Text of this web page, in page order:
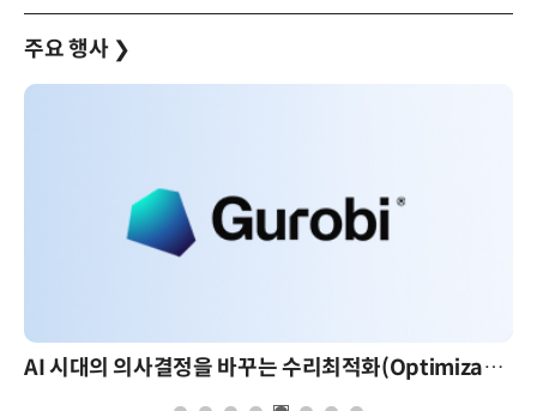
주요 행사 ❯
AI 시대의 의사결정을 바꾸는 수리최적화(Optimization): 실제 산업 적용 사례와 활용 전략